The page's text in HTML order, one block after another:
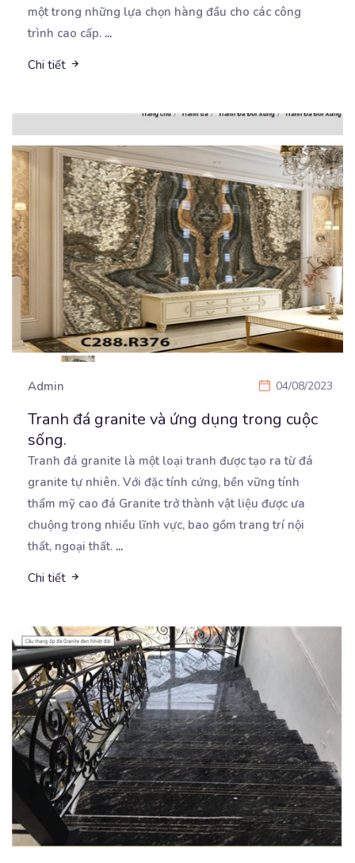
một trong những lựa chọn hàng đầu cho các công
trình cao cấp. ...
Chi tiết
Admin 04/08/2023
Tranh đá granite và ứng dụng trong cuộc
sống.
Tranh đá granite là một loại tranh được tạo ra từ đá
granite tự nhiên. Với đặc tính cứng, bền vững tính
thẩm mỹ cao đá Granite trở thành vật liệu được ưa
chuộng trong nhiều lĩnh vực, bao gồm trang trí nội
thất, ngoại thất. ...
Chi tiết